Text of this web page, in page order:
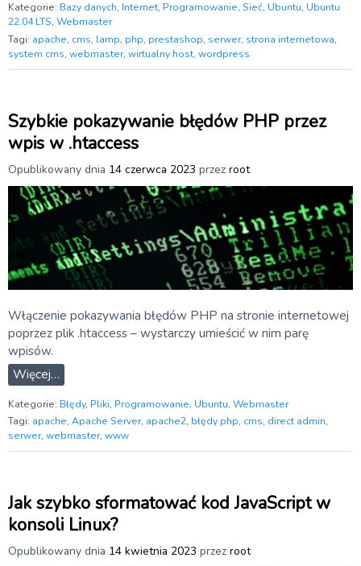
Kategorie: Bazy danych, Internet, Programowanie, Sieć, Ubuntu, Ubuntu
22.04 LTS, Webmaster
Tagi: apache, cms, lamp, php, prestashop, serwer, strona internetowa,
system cms, webmaster, wirtualny host, wordpress
Szybkie pokazywanie błędów PHP przez
wpis w .htaccess
Opublikowany dnia 14 czerwca 2023 przez root
Włączenie pokazywania błędów PHP na stronie internetowej
poprzez plik .htaccess – wystarczy umieścić w nim parę
wpisów.
Więcej…
Kategorie: Błędy, Pliki, Programowanie, Ubuntu, Webmaster
Tagi: apache, Apache Server, apache2, błędy php, cms, direct admin,
serwer, webmaster, www
Jak szybko sformatować kod JavaScript w
konsoli Linux?
Opublikowany dnia 14 kwietnia 2023 przez root